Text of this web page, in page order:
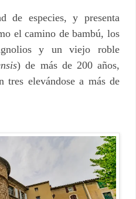
de especies, y presenta
el camino de bambú, los
y un viejo roble
) de más de 200 años,
elevándose a más de